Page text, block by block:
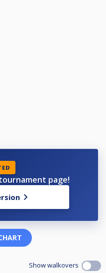
page!
Show walkovers